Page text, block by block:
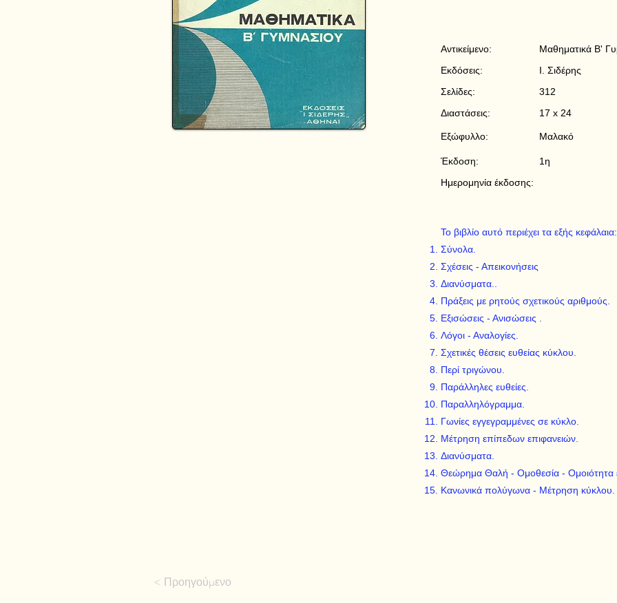
Αντικείμενο:
Μαθηματικά Β'
Εκδόσεις:
Ι. Σιδέρης
Σελίδες:
312
Διαστάσεις:
17 x 24
Εξώφυλλο: Μαλακό
Έκδοση:
1η
Ημερομηνία έκδοσης:
Το βιβλίο αυτό περιέχει τα εξής κεφάλαια:
Σύνολα.
Σχέσεις - Απεικονήσεις
Διανύσματα..
Πράξεις με ρητούς σχετικούς αριθμούς.
Εξισώσεις - Ανισώσεις .
Λόγοι - Αναλογίες.
Σχετικές θέσεις ευθείας κύκλου.
Περί τριγώνου.
Παράλληλες ευθείες.
Παραλληλόγραμμα.
Γωνίες εγγεγραμμένες σε κύκλο.
Μέτρηση επίπεδων επιφανειών.
Διανύσματα.
Θεώρημα Θαλή - Ομοθεσία - Ομοιότητα
Κανωνικά πολύγωνα - Μέτρηση κύκλου.
< Προηγούμενο